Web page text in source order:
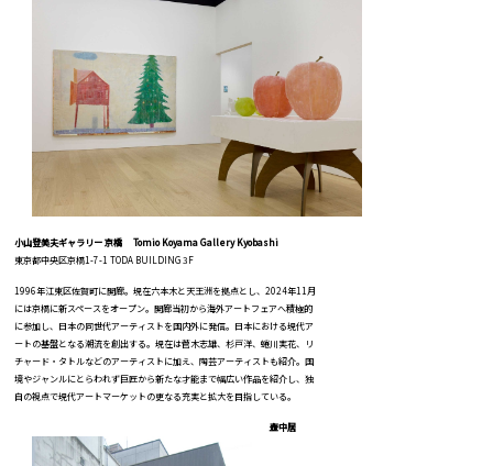
小山登美夫ギャラリー 京橋 Tomio Koyama Gallery Kyobashi
東京都中央区京橋1-7-1 TODA BUILDING 3F
1996年江東区佐賀町に開廊。現在六本木と天王洲を拠点とし、2024年11月
には京橋に新スペースをオープン。開廊当初から海外アートフェアへ積極的
に参加し、日本の同世代アーティストを国内外に発信。日本における現代ア
ートの基盤となる潮流を創出する。現在は菅木志雄、杉戸洋、蜷川実花、リ
チャード・タトルなどのアーティストに加え、陶芸アーティストも紹介。国
境やジャンルにとらわれず巨匠から新たな才能まで幅広い作品を紹介し、独
自の視点で現代アートマーケットの更なる充実と拡大を目指している。
壺中居